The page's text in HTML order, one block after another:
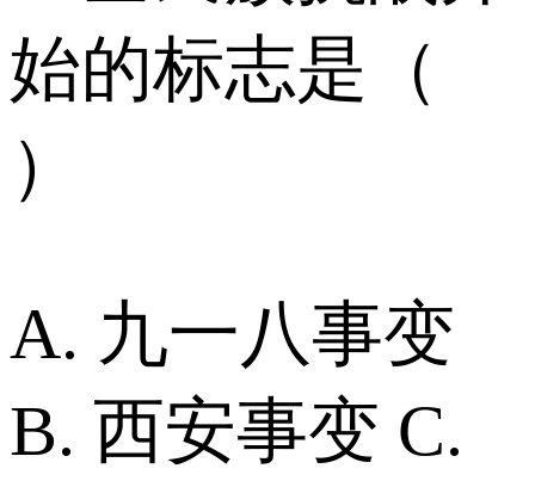
始的标志是（
）
A. 九一八事变
B. 西安事变 C.